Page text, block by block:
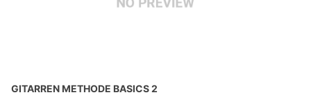
GITARREN METHODE BASICS 2